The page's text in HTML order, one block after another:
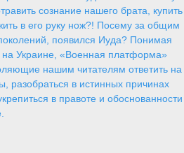
сознание нашего брата, купить
в его руку нож?! Посему за общим
появился Иуда? Понимая
на Украине, «Военная платформа»
нашим читателям ответить на
разобраться в истинных причинах
в правоте и обоснованности